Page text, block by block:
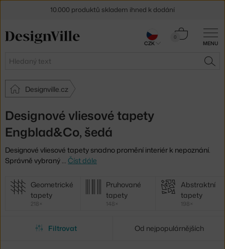
MENU
Hledat
0
Košík
Designville.cz
Designové vliesové tapety
Engblad&Co, šedá
Designové vliesové tapety snadno promění interiér k nepoznání.
Správně vybraný … Číst dále
Další
kategorie
Geometrické
tapety
218×
Pruhované
tapety
148×
Abstraktní
tapety
198×
Filtrovat Od nejpopulárnějších
10.000 produktů skladem ihned k dodání
Sleva 5 % pro odběratele
CZK